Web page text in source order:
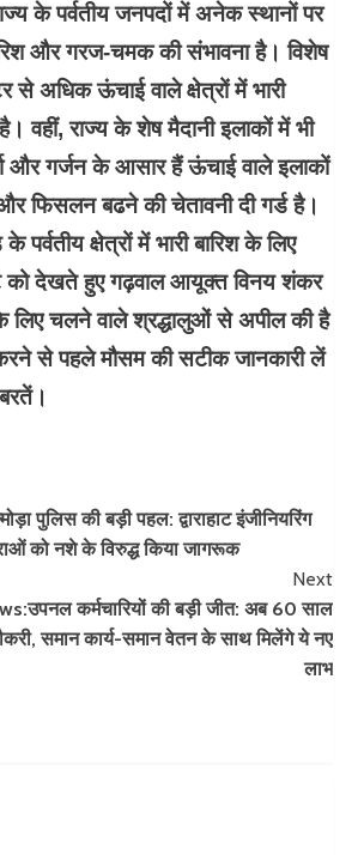
के पर्वतीय जनपदों में अनेक स्थानों पर
और गरज-चमक की संभावना है। विशेष
अधिक ऊंचाई वाले क्षेत्रों में भारी
वहीं, राज्य के शेष मैदानी इलाकों में भी
और गर्जन के आसार हैं ऊंचाई वाले इलाकों
फिसलन बढने की चेतावनी दी गर्ड है।
पर्वतीय क्षेत्रों में भारी बारिश के लिए
को देखते हुए गढ़वाल आयूक्त विनय शंकर
लिए चलने वाले श्रद्धालुओं से अपील की है
से पहले मौसम की सटीक जानकारी लें
पुलिस की बड़ी पहल: द्वाराहाट इंजीनियरिंग
को नशे के विरुद्ध किया जागरूक
Next
कर्मचारियों की बड़ी जीत: अब 60 साल
समान कार्य-समान वेतन के साथ मिलेंगे ये नए
लाभ